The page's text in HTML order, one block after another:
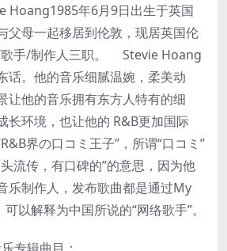
年6月9日出生于英国
父母一起移居到伦敦，现居英国伦
歌手/制作人三职。 Stevie Hoang
话。他的音乐细腻温婉，柔美动
让他的音乐拥有东方人特有的细
长环境，也让他的 R&B更加国际
界の口コミ王子”，所谓“口コミ”
流传，有口碑的”的意思，因为他
乐制作人，发布歌曲都是通过My
以解释为中国所说的“网络歌手”。